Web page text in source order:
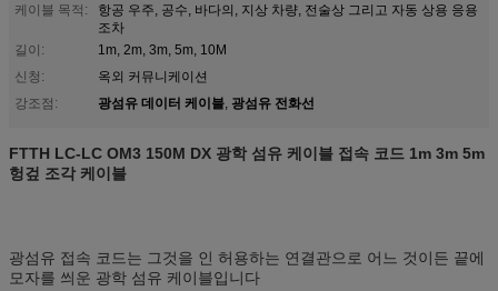
케이블 목적:
항공 우주, 공수, 바다의, 지상 차량, 전술상 그리고 자동 상용 응용
조차
길이:
1m, 2m, 3m, 5m, 10M
신청:
옥외 커뮤니케이션
강조점:
광섬유 데이터 케이블, 광섬유 전화선
FTTH LC-LC OM3 150M DX 광학 섬유 케이블 접속 코드 1m 3m 5m
헝겊 조각 케이블
광섬유 접속 코드는 그것을 인 허용하는 연결관으로 어느 것이든 끝에
모자를 씌운 광학 섬유 케이블입니다